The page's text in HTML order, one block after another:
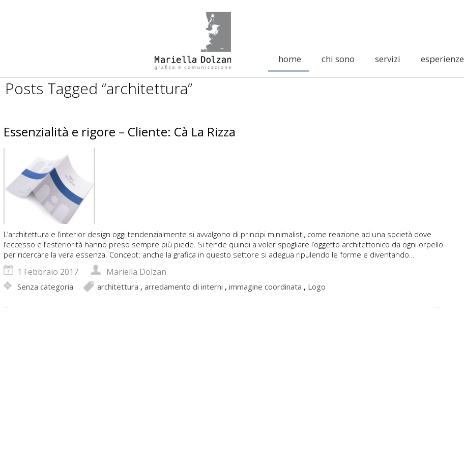
home chi sono servizi esperienze
Posts Tagged “architettura”
Essenzialità e rigore – Cliente: Cà La Rizza
L’architettura e l’interior design oggi tendenzialmente si avvalgono di principi minimalisti, come reazione ad una società dove
l’eccesso e l’esteriorità hanno preso sempre più piede. Si tende quindi a voler spogliare l’oggetto architettonico da ogni orpello
per ricercare la vera essenza. Concept: anche la grafica in questo settore si adegua ripulendo le forme e diventando…
1 Febbraio 2017 Mariella Dolzan
Senza categoria architettura , arredamento di interni , immagine coordinata , Logo